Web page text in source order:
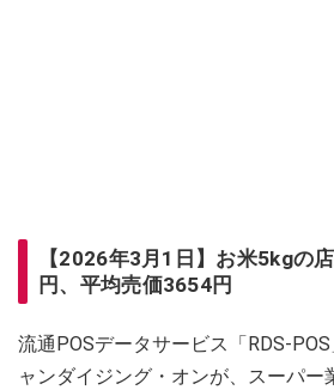
【2026年3月1日】お米5kgの
円、平均売価3654円
流通POSデータサービス「RDS-
ャンダイジング・オンが、スーパー